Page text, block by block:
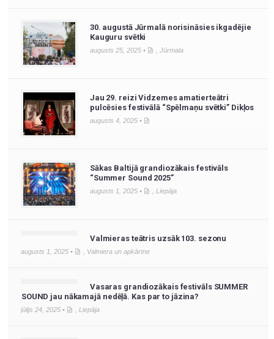
30. augustā Jūrmalā norisināsies ikgadējie
Kauguru svētki
augusts 25, 2025 • Jūrmala
Jau 29. reizi Vidzemes amatierteātri
pulcēsies festivālā “Spēlmaņu svētki” Dikļos
augusts 4, 2025 •
Sākas Baltijā grandiozākais festivāls
“Summer Sound 2025”
augusts 1, 2025 • Liepāja
Valmieras teātris uzsāk 103. sezonu
augusts 1, 2025 • Valmiera un apkārtne
Vasaras grandiozākais festivāls SUMMER
SOUND jau nākamajā nedēļā. Kas par to jāzina?
jūlijs 24, 2025 • Liepāja